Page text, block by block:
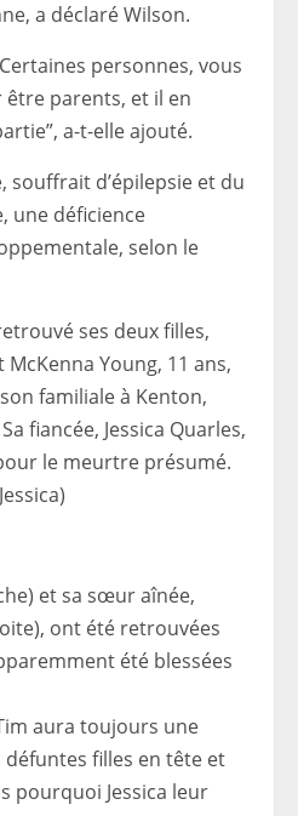
a déclaré Wilson.
personnes, vous
être parents, et il en
a-t-elle ajouté.
souffrait d’épilepsie et du
une déficience
selon le
ses deux filles,
Young, 11 ans,
familiale à Kenton,
fiancée, Jessica Quarles,
le meurtre présumé.
et sa sœur aînée,
ont été retrouvées
été blessées
aura toujours une
filles en tête et
pourquoi Jessica leur